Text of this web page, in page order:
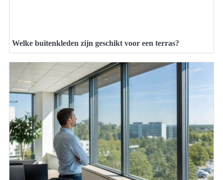
Welke buitenkleden zijn geschikt voor een terras?